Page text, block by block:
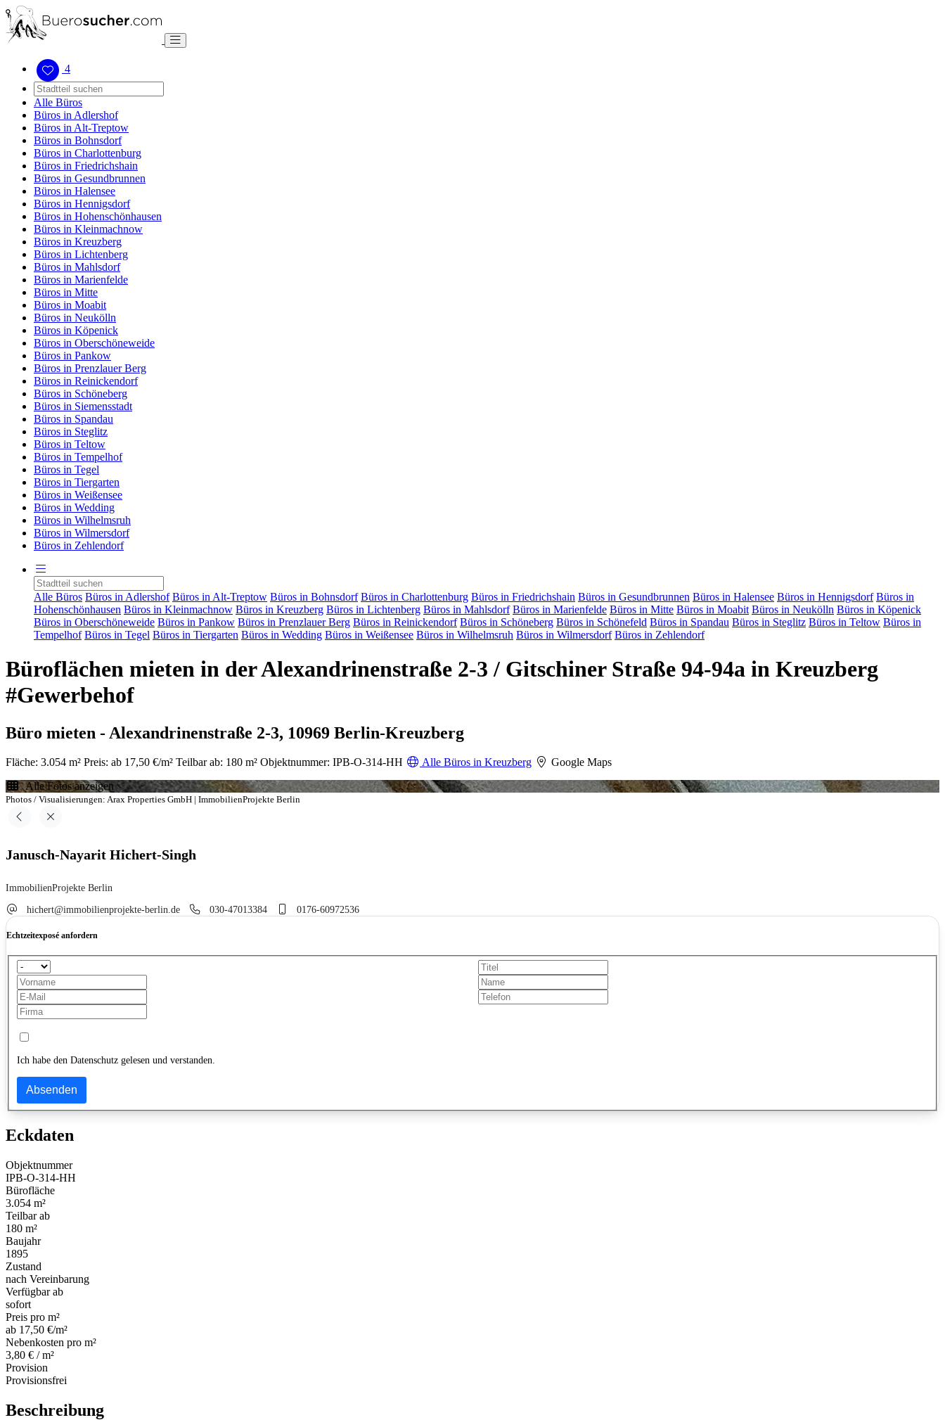
4
Alle Büros
Büros in Adlershof
Büros in Alt-Treptow
Büros in Bohnsdorf
Büros in Charlottenburg
Büros in Friedrichshain
Büros in Gesundbrunnen
Büros in Halensee
Büros in Hennigsdorf
Büros in Hohenschönhausen
Büros in Kleinmachnow
Büros in Kreuzberg
Büros in Lichtenberg
Büros in Mahlsdorf
Büros in Marienfelde
Büros in Mitte
Büros in Moabit
Büros in Neukölln
Büros in Köpenick
Büros in Oberschöneweide
Büros in Pankow
Büros in Prenzlauer Berg
Büros in Reinickendorf
Büros in Schöneberg
Büros in Siemensstadt
Büros in Spandau
Büros in Steglitz
Büros in Teltow
Büros in Tempelhof
Büros in Tegel
Büros in Tiergarten
Büros in Weißensee
Büros in Wedding
Büros in Wilhelmsruh
Büros in Wilmersdorf
Büros in Zehlendorf
Alle Büros Büros in Adlershof Büros in Alt-Treptow Büros in Bohnsdorf Büros in Charlottenburg Büros in Friedrichshain Büros in Gesundbrunnen Büros in Halensee Büros in Hennigsdorf Büros in
Hohenschönhausen Büros in Kleinmachnow Büros in Kreuzberg Büros in Lichtenberg Büros in Mahlsdorf Büros in Marienfelde Büros in Mitte Büros in Moabit Büros in Neukölln Büros in Köpenick
Büros in Oberschöneweide Büros in Pankow Büros in Prenzlauer Berg Büros in Reinickendorf Büros in Schöneberg Büros in Schönefeld Büros in Spandau Büros in Steglitz Büros in Teltow Büros in
Tempelhof Büros in Tegel Büros in Tiergarten Büros in Wedding Büros in Weißensee Büros in Wilhelmsruh Büros in Wilmersdorf Büros in Zehlendorf
Büroflächen mieten in der Alexandrinenstraße 2-3 / Gitschiner Straße 94-94a in Kreuzberg
#Gewerbehof
Büro mieten - Alexandrinenstraße 2-3, 10969 Berlin-Kreuzberg
Fläche: 3.054 m² Preis: ab 17,50 €/m² Teilbar ab: 180 m² Objektnummer: IPB-O-314-HH Alle Büros in Kreuzberg
Google Maps
Alle Fotos anzeigen
Photos / Visualisierungen: Arax Properties GmbH | ImmobilienProjekte Berlin
Janusch-Nayarit Hichert-Singh
ImmobilienProjekte Berlin
hichert@immobilienprojekte-berlin.de
030-47013384 0176-60972536
Echtzeitexposé anfordern
Ich habe den Datenschutz gelesen und verstanden.
Absenden
Eckdaten
Objektnummer
IPB-O-314-HH
Bürofläche
3.054 m²
Teilbar ab
180 m²
Baujahr
1895
Zustand
nach Vereinbarung
Verfügbar ab
sofort
Preis pro m²
ab 17,50 €/m²
Nebenkosten pro m²
3,80 € / m²
Provision
Provisionsfrei
Beschreibung